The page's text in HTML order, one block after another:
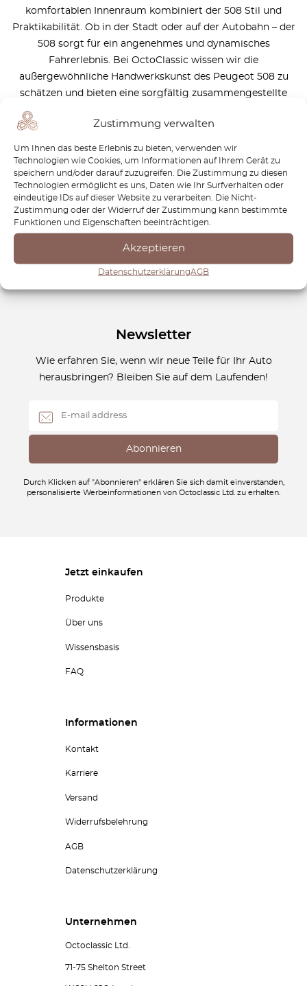
Zustimmung verwalten
Um Ihnen das beste Erlebnis zu bieten, verwenden wir
Technologien wie Cookies, um Informationen auf Ihrem Gerät zu
speichern und/oder darauf zuzugreifen. Die Zustimmung zu diesen
Technologien ermöglicht es uns, Daten wie Ihr Surfverhalten oder
eindeutige IDs auf dieser Website zu verarbeiten. Die Nicht-
Zustimmung oder der Widerruf der Zustimmung kann bestimmte
Funktionen und Eigenschaften beeinträchtigen.
Akzeptieren
DatenschutzerklärungAGB
komfortablen Innenraum kombiniert der 508 Stil und
Praktikabilität. Ob in der Stadt oder auf der Autobahn – der
508 sorgt für ein angenehmes und dynamisches
Fahrerlebnis. Bei OctoClassic wissen wir die
außergewöhnliche Handwerkskunst des Peugeot 508 zu
schätzen und bieten eine sorgfältig zusammengestellte
Auswahl hochwertiger Ersatzteile, um seine Leistung und
seinen Stil zu bewahren. Vom regelmäßigen
unsere Komponenten sorgen dafür, dass Ihr Peugeot 508
auch in den kommenden Jahren eine erstklassige
Fahrerfahrung bietet. Vertrauen Sie auf die Qualität und
Authentizität der OctoClassic-Teile, um Ihren 508 in bestem
Zustand zu erhalten. Entdecken Sie noch heute unser
Newsletter
Wie erfahren Sie, wenn wir neue Teile für Ihr Auto
herausbringen? Bleiben Sie auf dem Laufenden!
Durch Klicken auf "Abonnieren" erklären Sie sich damit einverstanden,
personalisierte Werbeinformationen von Octoclassic Ltd. zu erhalten.
Jetzt einkaufen
Produkte
Über uns
Wissensbasis
FAQ
Informationen
Kontakt
Karriere
Versand
Widerrufsbelehrung
AGB
Datenschutzerklärung
Unternehmen
Octoclassic Ltd.
71-75 Shelton Street